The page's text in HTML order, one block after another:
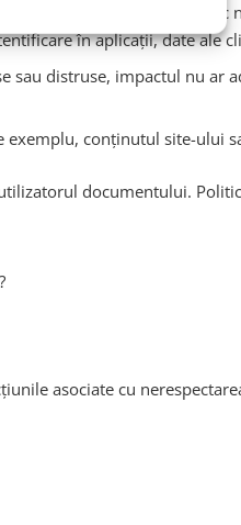
impactul ar fi unul puternic
în aplicații, date ale
distruse, impactul nu ar
conținutul site-ului
documentului.
asociate cu